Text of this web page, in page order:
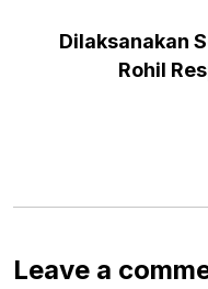
Dilaksanakan
Rohil
Leave a